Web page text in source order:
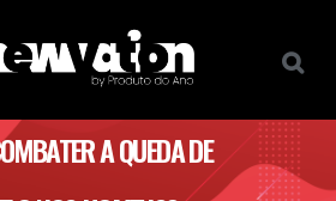
A QUEDA DE